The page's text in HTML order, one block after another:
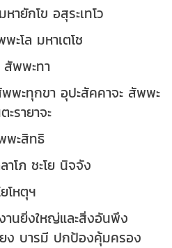
ายักโข อสุระเทโว
ะโล มหาเตโช
พพะทา
พพะทุกขา อุปะสัคคาจะ สัพพะ
รายาจะ
พะสิทธิ
โภ ชะโย นิจจัง
โหตุฯ
านยิ่งใหญ่และสิ่งอันพึง
ง บารมี ปกป้องคุ้มครอง